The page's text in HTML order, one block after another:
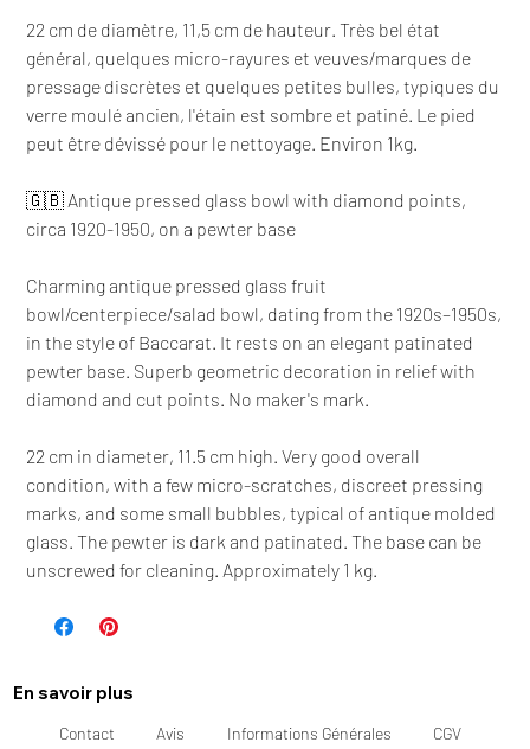
22 cm de diamètre, 11,5 cm de hauteur. Très bel état
général, quelques micro-rayures et veuves/marques de
pressage discrètes et quelques petites bulles, typiques du
verre moulé ancien, l'étain est sombre et patiné. Le pied
peut être dévissé pour le nettoyage. Environ 1kg.
🇬🇧 Antique pressed glass bowl with diamond points,
circa 1920-1950, on a pewter base
Charming antique pressed glass fruit
bowl/centerpiece/salad bowl, dating from the 1920s–1950s,
in the style of Baccarat. It rests on an elegant patinated
pewter base. Superb geometric decoration in relief with
diamond and cut points. No maker's mark.
22 cm in diameter, 11.5 cm high. Very good overall
condition, with a few micro-scratches, discreet pressing
marks, and some small bubbles, typical of antique molded
glass. The pewter is dark and patinated. The base can be
unscrewed for cleaning. Approximately 1 kg.
Contact Avis Informations Générales CGV
En savoir plus